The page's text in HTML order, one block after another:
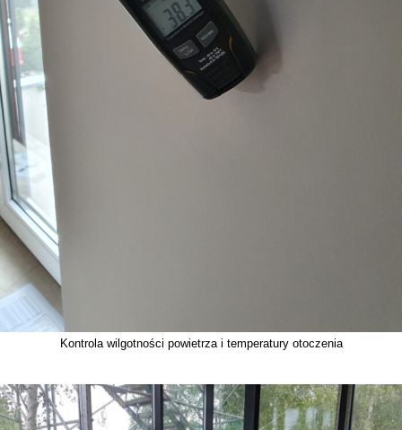
Kontrola wilgotności powietrza i temperatury otoczenia